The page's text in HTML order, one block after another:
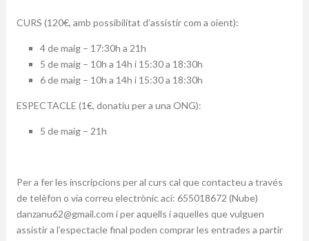
CURS (120€, amb possibilitat d’assistir com a oient):
4 de maig – 17:30h a 21h
5 de maig – 10h a 14h i 15:30 a 18:30h
6 de maig – 10h a 14h i 15:30 a 18:30h
ESPECTACLE (1€, donatiu per a una ONG):
5 de maig – 21h
Per a fer les inscripcions per al curs cal que contacteu a través
de telèfon o via correu electrònic ací: 655018672 (Nube)
danzanu62@gmail.com i per aquells i aquelles que vulguen
assistir a l’espectacle final poden comprar les entrades a partir